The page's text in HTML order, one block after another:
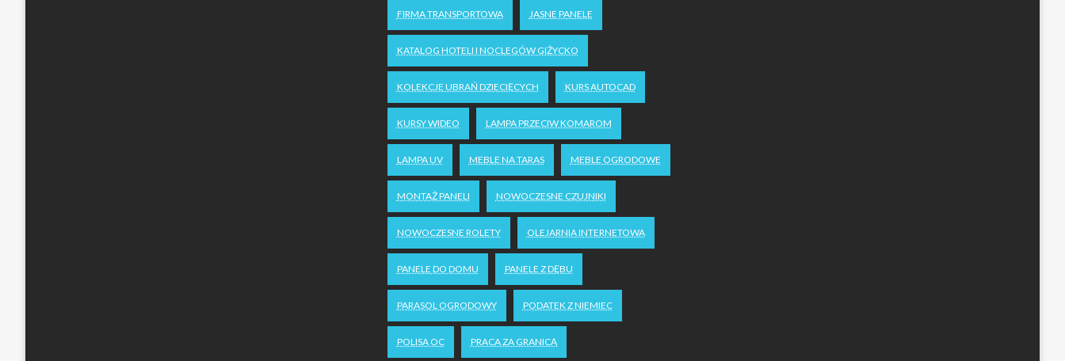
FIRMA TRANSPORTOWA JASNE PANELE
KATALOG HOTELI I NOCLEGÓW GIŻYCKO
KOLEKCJE UBRAŃ DZIECIĘCYCH KURS AUTOCAD
KURSY WIDEO LAMPA PRZECIW KOMAROM
LAMPA UV MEBLE NA TARAS MEBLE OGRODOWE
MONTAŻ PANELI NOWOCZESNE CZUJNIKI
NOWOCZESNE ROLETY OLEJARNIA INTERNETOWA
PANELE DO DOMU PANELE Z DĘBU
PARASOL OGRODOWY PODATEK Z NIEMIEC
POLISA OC PRACA ZA GRANICĄ